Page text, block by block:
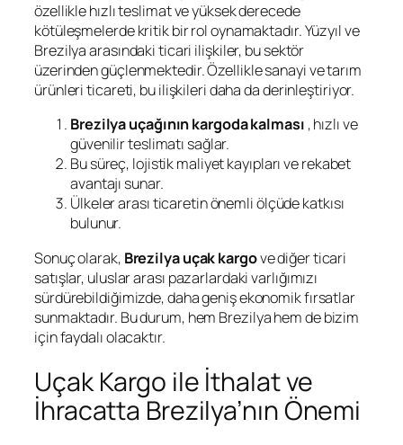
özellikle hızlı teslimat ve yüksek derecede
kötüleşmelerde kritik bir rol oynamaktadır. Yüzyıl ve
Brezilya arasındaki ticari ilişkiler, bu sektör
üzerinden güçlenmektedir. Özellikle sanayi ve tarım
ürünleri ticareti, bu ilişkileri daha da derinleştiriyor.
Brezilya uçağının kargoda kalması , hızlı ve
güvenilir teslimatı sağlar.
Bu süreç, lojistik maliyet kayıpları ve rekabet
avantajı sunar.
Ülkeler arası ticaretin önemli ölçüde katkısı
bulunur.
Sonuç olarak, Brezilya uçak kargove diğer ticari
satışlar, uluslar arası pazarlardaki varlığımızı
sürdürebildiğimizde, daha geniş ekonomik fırsatlar
sunmaktadır. Bu durum, hem Brezilya hem de bizim
için faydalı olacaktır.
Uçak Kargo ile İthalat ve
İhracatta Brezilya’nın Önemi